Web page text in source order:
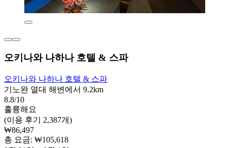
오키나와 나하나 호텔 & 스파
오키나와 나하나 호텔 & 스파
기노완 열대 해변에서 9.2km
8.8/10
훌륭해요
(이용 후기 2,387개)
₩86,497
총 요금: ₩105,618